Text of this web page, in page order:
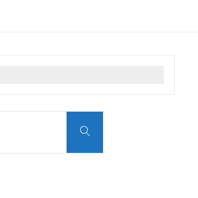
Search